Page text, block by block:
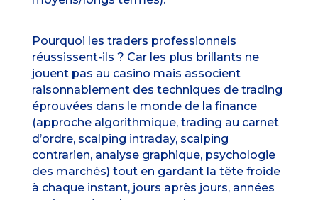
Pourquoi les traders professionnels
réussissent-ils ? Car les plus brillants ne
jouent pas au casino mais associent
raisonnablement des techniques de trading
éprouvées dans le monde de la finance
(approche algorithmique, trading au carnet
d’ordre, scalping intraday, scalping
contrarien, analyse graphique, psychologie
des marchés) tout en gardant la tête froide
à chaque instant, jours après jours, années